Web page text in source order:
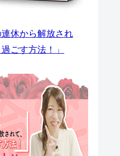
連休から解放され
ごす方法！」